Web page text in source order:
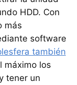
HDD. Con
más
software
también
máximo los
tener un